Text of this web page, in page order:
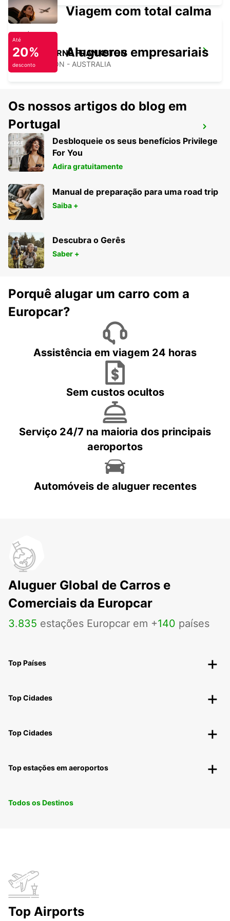
MELBOURNE FRANKSTON
FRANKSTON - AUSTRALIA
AEROPORTO DE MELBOURNE
MELBOURNE - AUSTRALIA
Viagem com total calma
Até
20%
desconto
Alugueres empresariais
Os nossos artigos do blog em
Portugal
Desbloqueie os seus benefícios Privilege
For You
Adira gratuitamente
Manual de preparação para uma road trip
Saiba +
Descubra o Gerês
Saber +
Porquê alugar um carro com a
Europcar?
Assistência em viagem 24 horas
Sem custos ocultos
Serviço 24/7 na maioria dos principais
aeroportos
Automóveis de aluguer recentes
Aluguer Global de Carros e
Comerciais da Europcar
3.835 estações Europcar em +140 países
Top Países
Top Cidades
Top Cidades
Top estações em aeroportos
Todos os Destinos
Top Airports